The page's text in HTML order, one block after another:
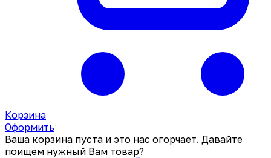
Корзина
Оформить
Ваша корзина пуста и это нас огорчает. Давайте
поищем нужный Вам товар?